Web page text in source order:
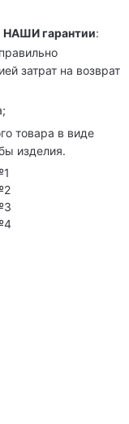
НАШИ гарантии:
затрат на возврат
товара в виде
изделия.